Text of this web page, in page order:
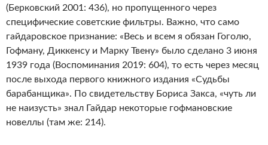
(Берковский 2001: 436), но пропущенного через
специфические советские фильтры. Важно, что само
гайдаровское признание: «Весь и всем я обязан Гоголю,
Гофману, Диккенсу и Марку Твену» было сделано 3 июня
1939 года (Воспоминания 2019: 604), то есть через месяц
после выхода первого книжного издания «Судьбы
барабанщика». По свидетельству Бориса Закса, «чуть ли
не наизусть» знал Гайдар некоторые гофмановские
новеллы (там же: 214).